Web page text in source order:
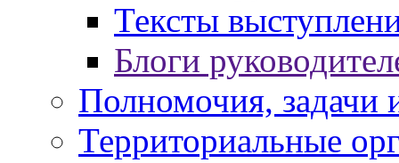
Тексты
Блоги
Полномочия, задачи
Территориальные